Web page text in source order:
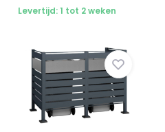
Levertijd: 1 tot 2 weken